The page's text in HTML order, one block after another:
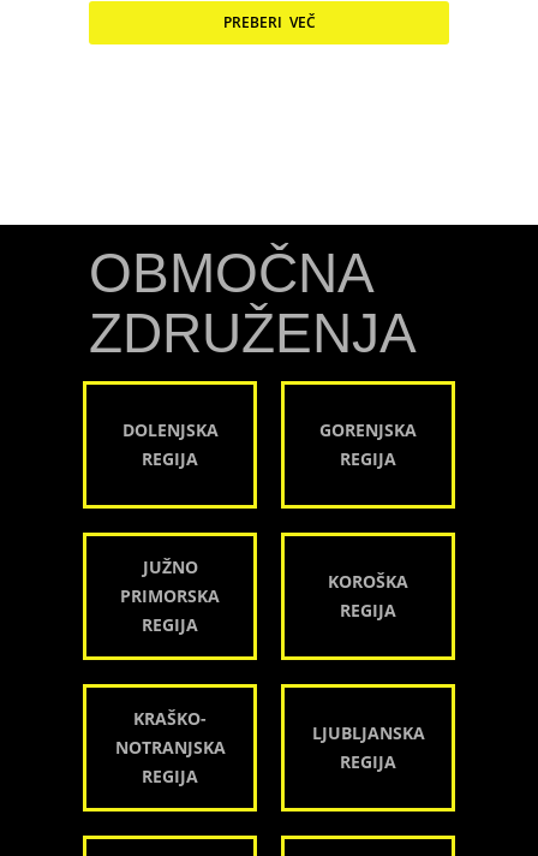
PREBERI VEČ
OBMOČNA
ZDRUŽENJA
DOLENJSKA
REGIJA
GORENJSKA
REGIJA
JUŽNO
PRIMORSKA
REGIJA
KOROŠKA
REGIJA
KRAŠKO-
NOTRANJSKA
REGIJA
LJUBLJANSKA
REGIJA